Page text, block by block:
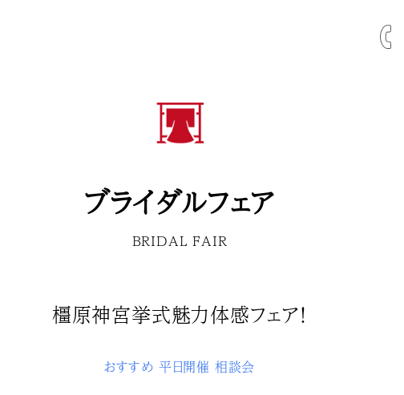
ブライダルフェア
BRIDAL FAIR
橿原神宮挙式魅力体感フェア！
おすすめ 平日開催 相談会